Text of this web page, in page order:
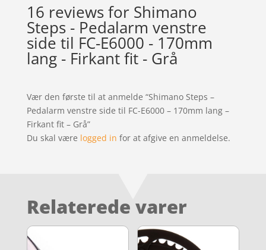
16 reviews for Shimano
Steps - Pedalarm venstre
side til FC-E6000 - 170mm
lang - Firkant fit - Grå
Vær den første til at anmelde “Shimano Steps –
Pedalarm venstre side til FC-E6000 – 170mm lang –
Firkant fit – Grå”
Du skal være logged in for at afgive en anmeldelse.
Relaterede varer